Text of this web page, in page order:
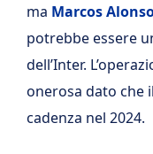
ma Marcos
potrebbe essere
dell’Inter.
onerosa dato che
cadenza nel 2024.